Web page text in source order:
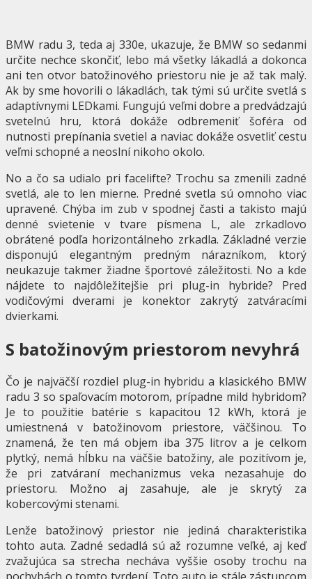
BMW radu 3, teda aj 330e, ukazuje, že BMW so sedanmi
určite nechce skončiť, lebo má všetky lákadlá a dokonca
ani ten otvor batožinového priestoru nie je až tak malý.
Ak by sme hovorili o lákadlách, tak tými sú určite svetlá s
adaptívnymi LEDkami. Fungujú veľmi dobre a predvádzajú
svetelnú hru, ktorá dokáže odbremeniť šoféra od
nutnosti prepínania svetiel a naviac dokáže osvetliť cestu
veľmi schopné a neoslní nikoho okolo.
No a čo sa udialo pri facelifte? Trochu sa zmenili zadné
svetlá, ale to len mierne. Predné svetla sú omnoho viac
upravené. Chýba im zub v spodnej časti a takisto majú
denné svietenie v tvare písmena L, ale zrkadlovo
obrátené podľa horizontálneho zrkadla. Základné verzie
disponujú elegantným predným nárazníkom, ktorý
neukazuje takmer žiadne športové záležitosti. No a kde
nájdete to najdôležitejšie pri plug-in hybride? Pred
vodičovými dverami je konektor zakrytý zatváracími
dvierkami.
S batožinovým priestorom nevyhrá
Čo je najväčší rozdiel plug-in hybridu a klasického BMW
radu 3 so spaľovacím motorom, prípadne mild hybridom?
Je to použitie batérie s kapacitou 12 kWh, ktorá je
umiestnená v batožinovom priestore, väčšinou. To
znamená, že ten má objem iba 375 litrov a je celkom
plytký, nemá hĺbku na väčšie batožiny, ale pozitívom je,
že pri zatváraní mechanizmus veka nezasahuje do
priestoru. Možno aj zasahuje, ale je skrytý za
kobercovými stenami.
Lenže batožinový priestor nie jediná charakteristika
tohto auta. Zadné sedadlá sú až rozumne veľké, aj keď
zvažujúca sa strecha necháva vyššie osoby trochu na